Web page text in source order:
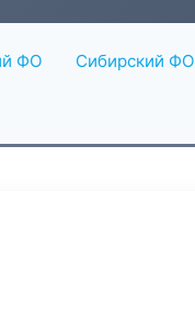
ФО Сибирский ФО